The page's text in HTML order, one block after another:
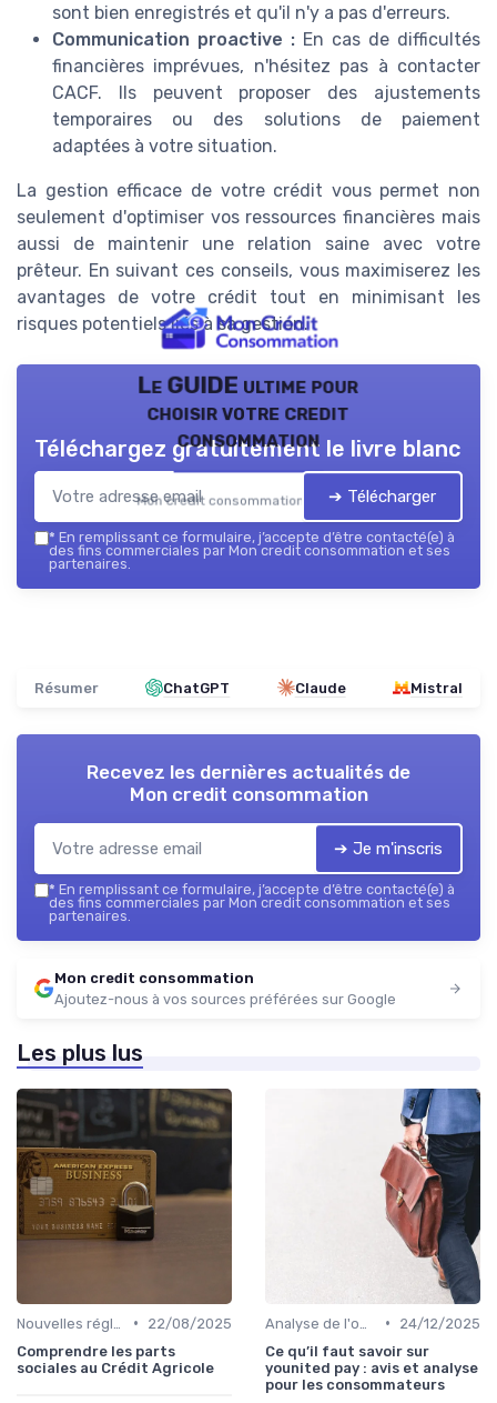
sont bien enregistrés et qu'il n'y a pas d'erreurs.
Communication proactive : En cas de difficultés
financières imprévues, n'hésitez pas à contacter
CACF. Ils peuvent proposer des ajustements
temporaires ou des solutions de paiement
adaptées à votre situation.
La gestion efficace de votre crédit vous permet non
seulement d'optimiser vos ressources financières mais
aussi de maintenir une relation saine avec votre
prêteur. En suivant ces conseils, vous maximiserez les
avantages de votre crédit tout en minimisant les
risques potentiels liés à sa gestion.
Le GUIDE ultime pour
choisir votre credit
consommation
Mon credit consommation — 2026
Téléchargez gratuitement le livre blanc
➔ Télécharger
* En remplissant ce formulaire, j’accepte d’être contacté(e) à
des fins commerciales par Mon credit consommation et ses
partenaires.
Résumer ChatGPT Claude Mistral
Recevez les dernières actualités de
Mon credit consommation
➔ Je m'inscris
* En remplissant ce formulaire, j’accepte d’être contacté(e) à
des fins commerciales par Mon credit consommation et ses
partenaires.
Mon credit consommation
Ajoutez-nous à vos sources préférées sur Google
Les plus lus
•
22/08/2025
Comprendre les parts
sociales au Crédit Agricole
•
24/12/2025
Ce qu’il faut savoir sur
younited pay : avis et analyse
pour les consommateurs